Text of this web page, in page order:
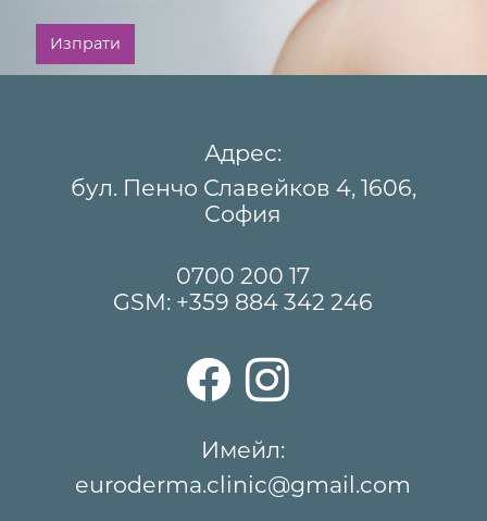
Изпрати
Адрес:
бул. Пенчо Славейков 4, 1606,
София
0700 200 17
GSM: +359 884 342 246
Имейл:
euroderma.clinic@gmail.com